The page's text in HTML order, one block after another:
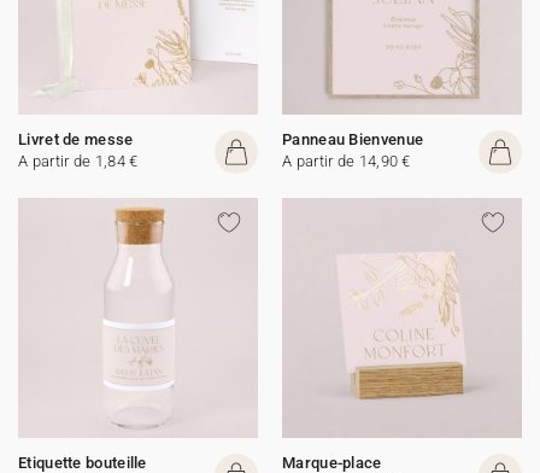
Livret de messe
A partir de 1,84 €
Panneau Bienvenue
A partir de 14,90 €
Etiquette bouteille
Marque-place